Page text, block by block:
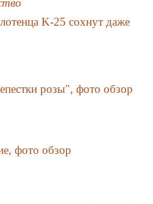
K-25 сохнут даже
розы", фото обзор
фото обзор